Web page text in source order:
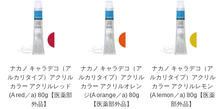
ナカノ キャラデコ（ア
ルカリタイプ）アクリル
カラー アクリルレッド
(A red／a) 80g【医薬部
外品】
ナカノ キャラデコ（ア
ルカリタイプ）アクリル
カラー アクリルオレン
ジ(A orange／a) 80g
【医薬部外品】
ナカノ キャラデコ（ア
ルカリタイプ）アクリル
カラー アクリルレモン
(A lemon／a) 80g【医薬
部外品】